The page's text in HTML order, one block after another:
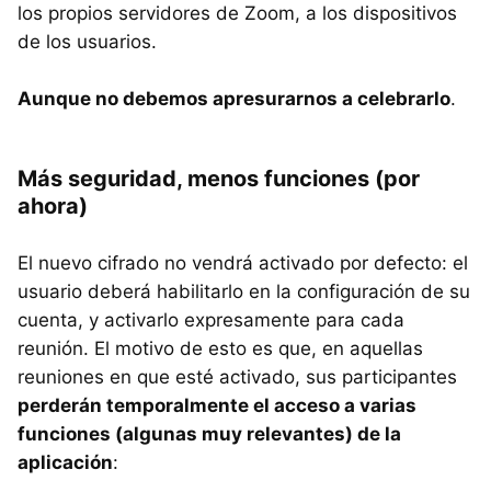
los propios servidores de Zoom, a los dispositivos
de los usuarios.
Aunque no debemos apresurarnos a celebrarlo.
Más seguridad, menos funciones (por
ahora)
El nuevo cifrado no vendrá activado por defecto: el
usuario deberá habilitarlo en la configuración de su
cuenta, y activarlo expresamente para cada
reunión. El motivo de esto es que, en aquellas
reuniones en que esté activado, sus participantes
perderán temporalmente el acceso a varias
funciones (algunas muy relevantes) de la
aplicación: